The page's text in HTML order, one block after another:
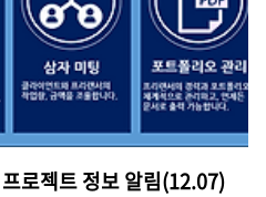
로젝트 정보 알림(12.07)